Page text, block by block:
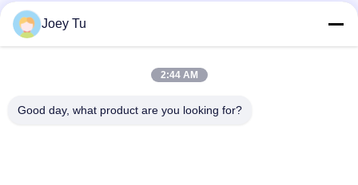
Joey Tu
2:44 AM
Good day, what product are you looking for?